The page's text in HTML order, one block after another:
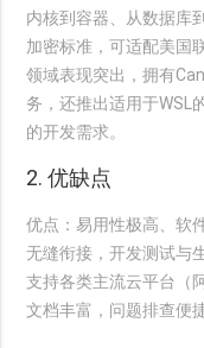
内核到容器、从数据库
加密标准，可适配美国
领域表现突出，拥有
务，还推出适用于WSL
的开发需求。
2. 优缺点
优点 ：易用性极高、软
无缝衔接，开发测试与
支持各类主流云平台（
文档丰富，问题排查便捷